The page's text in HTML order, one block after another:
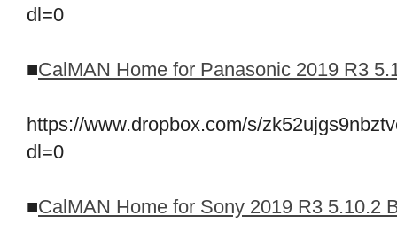
dl=0
■CalMAN Home for Panasonic 2019 R3
https://www.dropbox.com/s/
dl=0
■CalMAN Home for Sony 2019 R3 5.10.2